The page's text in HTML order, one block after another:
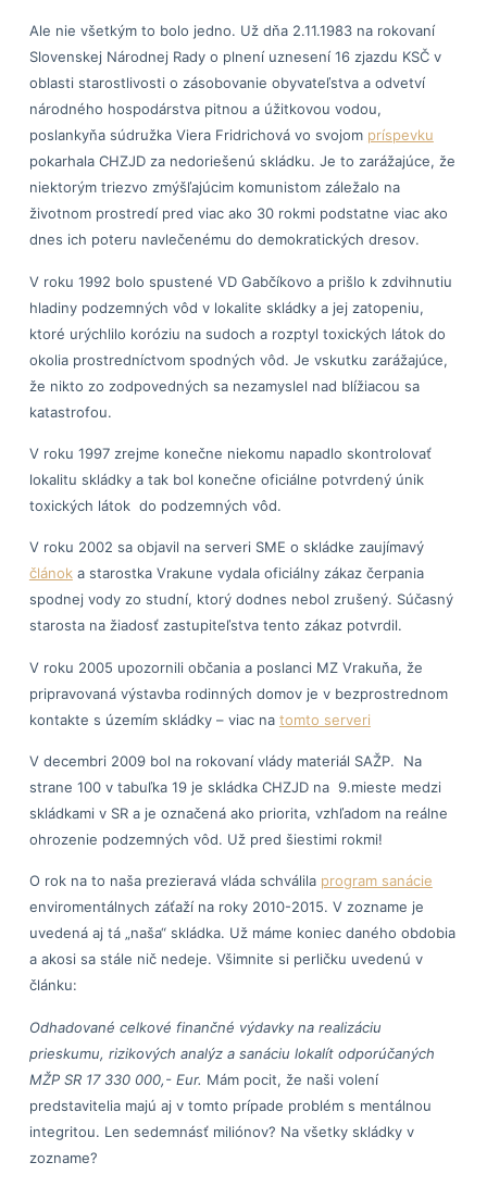
Ale nie všetkým to bolo jedno. Už dňa 2.11.1983 na rokovaní
Slovenskej Národnej Rady o plnení uznesení 16 zjazdu KSČ v
oblasti starostlivosti o zásobovanie obyvateľstva a odvetví
národného hospodárstva pitnou a úžitkovou vodou,
poslankyňa súdružka Viera Fridrichová vo svojom príspevku
pokarhala CHZJD za nedoriešenú skládku. Je to zarážajúce, že
niektorým triezvo zmýšľajúcim komunistom záležalo na
životnom prostredí pred viac ako 30 rokmi podstatne viac ako
dnes ich poteru navlečenému do demokratických dresov.
V roku 1992 bolo spustené VD Gabčíkovo a prišlo k zdvihnutiu
hladiny podzemných vôd v lokalite skládky a jej zatopeniu,
ktoré urýchlilo koróziu na sudoch a rozptyl toxických látok do
okolia prostredníctvom spodných vôd. Je vskutku zarážajúce,
že nikto zo zodpovedných sa nezamyslel nad blížiacou sa
katastrofou.
V roku 1997 zrejme konečne niekomu napadlo skontrolovať
lokalitu skládky a tak bol konečne oficiálne potvrdený únik
toxických látok do podzemných vôd.
V roku 2002 sa objavil na serveri SME o skládke zaujímavý
článoka starostka Vrakune vydala oficiálny zákaz čerpania
spodnej vody zo studní, ktorý dodnes nebol zrušený. Súčasný
starosta na žiadosť zastupiteľstva tento zákaz potvrdil.
V roku 2005 upozornili občania a poslanci MZ Vrakuňa, že
pripravovaná výstavba rodinných domov je v bezprostrednom
kontakte s územím skládky – viac na tomto serveri
V decembri 2009 bol na rokovaní vlády materiál SAŽP. Na
strane 100 v tabuľka 19 je skládka CHZJD na 9.mieste medzi
skládkami v SR a je označená ako priorita, vzhľadom na reálne
ohrozenie podzemných vôd. Už pred šiestimi rokmi!
O rok na to naša prezieravá vláda schválila program sanácie
enviromentálnych záťaží na roky 2010-2015. V zozname je
uvedená aj tá „naša“ skládka. Už máme koniec daného obdobia
a akosi sa stále nič nedeje. Všimnite si perličku uvedenú v
článku:
Odhadované celkové finančné výdavky na realizáciu
prieskumu, rizikových analýz a sanáciu lokalít odporúčaných
MŽP SR 17 330 000,- Eur. Mám pocit, že naši volení
predstavitelia majú aj v tomto prípade problém s mentálnou
integritou. Len sedemnásť miliónov? Na všetky skládky v
zozname?